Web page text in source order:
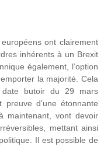
ont clairement
inhérents à un Brexit
également, l’option
la majorité. Cela
butoir du 29 mars
d’une étonnante
maintenant, vont devoir
mettant ainsi
Il est possible de